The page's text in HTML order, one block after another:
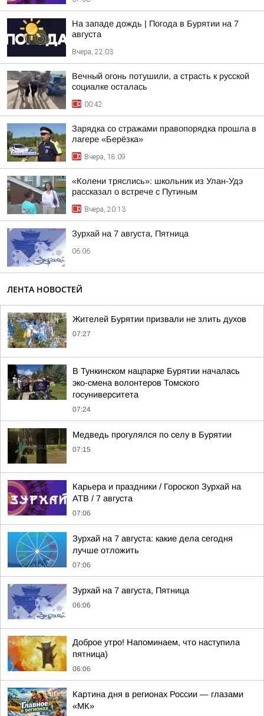
На западе дождь | Погода в Бурятии на 7
августа
Вчера, 22:03
Вечный огонь потушили, а страсть к русской
социалке осталась
00:42
Зарядка со стражами правопорядка прошла в
лагере «Берёзка»
Вчера, 18:09
«Колени тряслись»: школьник из Улан-Удэ
рассказал о встрече с Путиным
Вчера, 20:13
Зурхай на 7 августа, Пятница
06:06
ЛЕНТА НОВОСТЕЙ
Жителей Бурятии призвали не злить духов
07:27
В Тункинском нацпарке Бурятии началась
эко-смена волонтеров Томского
госуниверситета
07:24
Медведь прогулялся по селу в Бурятии
07:15
Карьера и праздники / Гороскоп Зурхай на
АТВ / 7 августа
07:06
Зурхай на 7 августа: какие дела сегодня
лучше отложить
07:06
Зурхай на 7 августа, Пятница
06:06
Доброе утро! Напоминаем, что наступила
пятница)
06:06
Картина дня в регионах России — глазами
«МК»